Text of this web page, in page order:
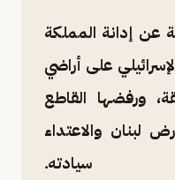
عن إدانة المملكة
على أراضي
ورفضها القاطع
لبنان والاعتداء